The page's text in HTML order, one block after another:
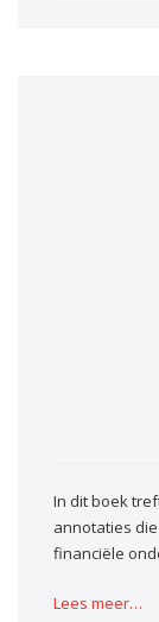
In dit boek
annotaties
financiële
Lees meer…